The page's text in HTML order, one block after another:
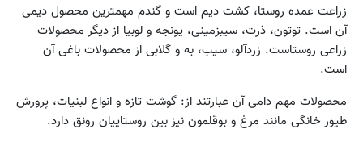
زراعت عمده روستا، کشت دیم است و گندم مهم‏ترین محصول دیمی
آن است. توتون، ذرت، سیب‏زمینی، یونجه و لوبیا از دیگر محصولات
زراعی روستاست. زردآلو، سیب، به و گلابی از محصولات باغی آن
است.
محصولات مهم دامی آن عبارتند از: گوشت تازه و انواع لبنیات، پرورش
طیور خانگی مانند مرغ و بوقلمون نیز بین روستاییان رونق دارد.